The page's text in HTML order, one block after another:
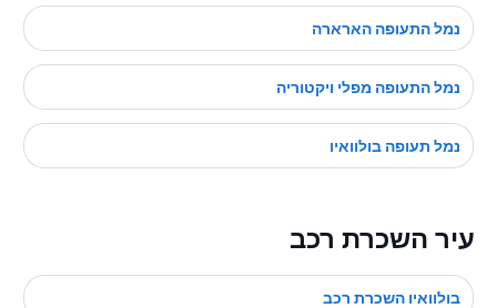
נמל התעופה הארארה
נמל התעופה מפלי ויקטוריה
נמל תעופה בולוואיו
עיר השכרת רכב
בולוואיו השכרת רכב